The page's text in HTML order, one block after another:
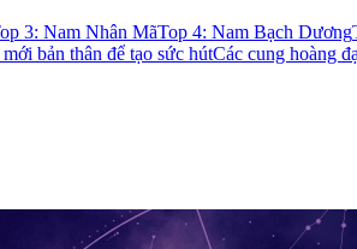
3: Nam Nhân MãTop 4: Nam Bạch Dương
bản thân để tạo sức hútCác cung hoàng